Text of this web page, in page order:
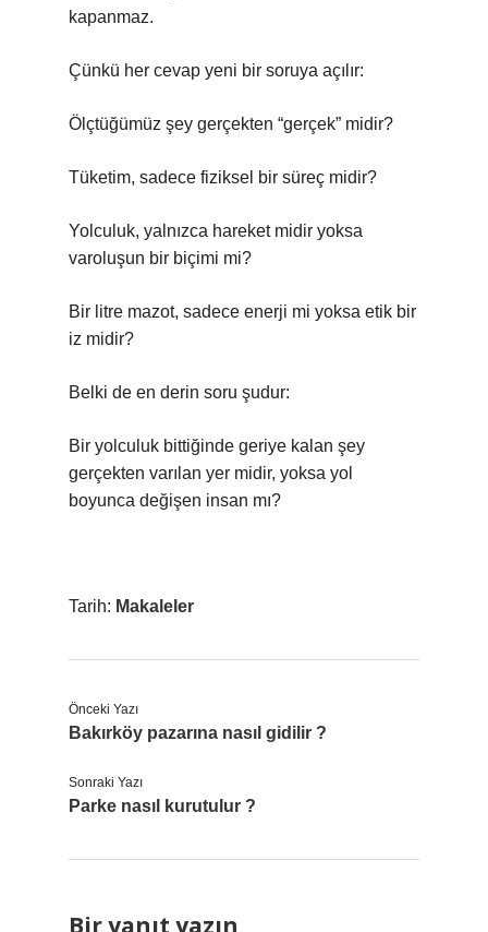
kapanmaz.
Çünkü her cevap yeni bir soruya açılır:
Ölçtüğümüz şey gerçekten “gerçek” midir?
Tüketim, sadece fiziksel bir süreç midir?
Yolculuk, yalnızca hareket midir yoksa
varoluşun bir biçimi mi?
Bir litre mazot, sadece enerji mi yoksa etik bir
iz midir?
Belki de en derin soru şudur:
Bir yolculuk bittiğinde geriye kalan şey
gerçekten varılan yer midir, yoksa yol
boyunca değişen insan mı?
Tarih: Makaleler
Önceki Yazı
Bakırköy pazarına nasıl gidilir ?
Sonraki Yazı
Parke nasıl kurutulur ?
Bir yanıt yazın